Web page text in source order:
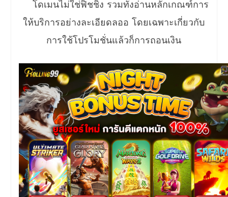
โดเมนไม่ใช่ฟิชชิง รวมทั้งอ่านหลักเกณฑ์การ
ให้บริการอย่างละเอียดลออ โดยเฉพาะเกี่ยวกับ
การใช้โปรโมชั่นแล้วก็การถอนเงิน